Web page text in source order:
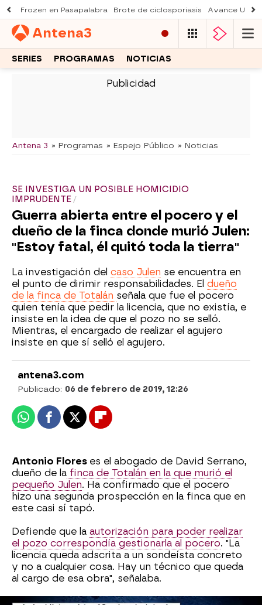
Frozen en Pasapalabra Brote de ciclosporiasis Avance Una
Antena3
SERIES PROGRAMAS NOTICIAS
Antena 3 » Programas » Espejo Público » Noticias
SE INVESTIGA UN POSIBLE HOMICIDIO
IMPRUDENTE
Guerra abierta entre el pocero y el
dueño de la finca donde murió Julen:
"Estoy fatal, él quitó toda la tierra"
La investigación del caso Julen se encuentra en
el punto de dirimir responsabilidades. El dueño
de la finca de Totalán señala que fue el pocero
quien tenía que pedir la licencia, que no existía, e
insiste en la idea de que el pozo no se selló.
Mientras, el encargado de realizar el agujero
insiste en que sí selló el agujero.
antena3.com
Publicado: 06 de febrero de 2019, 12:26
WhatsappFacebook
X Flipboard
Antonio Flores es el abogado de David Serrano,
dueño de la finca de Totalán en la que murió el
pequeño Julen. Ha confirmado que el pocero
hizo una segunda prospección en la finca que en
este casi sí tapó.
Defiende que la autorización para poder realizar
el pozo correspondía gestionarla al pocero. "La
licencia queda adscrita a un sondeísta concreto
y no a cualquier cosa. Hay un técnico que queda
al cargo de esa obra", señalaba.